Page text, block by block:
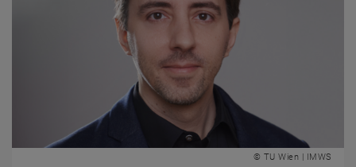
© TU Wien | IMWS